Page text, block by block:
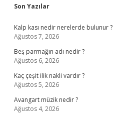
Sidebar
Son Yazılar
Kalp kası nedir nerelerde bulunur ?
Ağustos 7, 2026
Beş parmağın adı nedir ?
Ağustos 6, 2026
Kaç çeşit ilik nakli vardır ?
Ağustos 5, 2026
Avangart müzik nedir ?
Ağustos 4, 2026